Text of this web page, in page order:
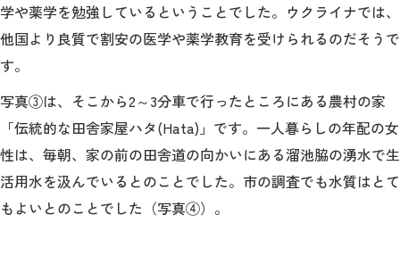
学や薬学を勉強しているということでした。ウクライナでは、
他国より良質で割安の医学や薬学教育を受けられるのだそうで
す。
写真③は、そこから2～3分車で行ったところにある農村の家
「伝統的な田舎家屋ハタ(Hata)」です。一人暮らしの年配の女
性は、毎朝、家の前の田舎道の向かいにある溜池脇の湧水で生
活用水を汲んでいるとのことでした。市の調査でも水質はとて
もよいとのことでした（写真④）。